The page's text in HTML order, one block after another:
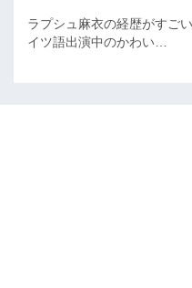
ラプシュ麻衣の経歴がすご
イツ語出演中のかわい…